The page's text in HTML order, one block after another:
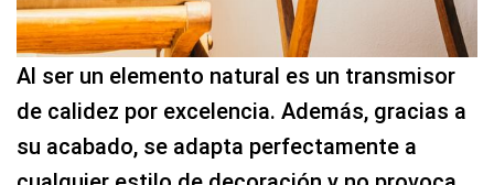
Al ser un elemento natural es un transmisor
de calidez por excelencia. Además, gracias a
su acabado, se adapta perfectamente a